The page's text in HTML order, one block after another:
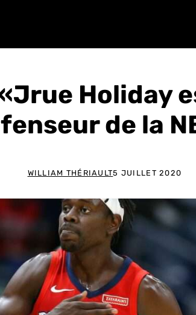
Holiday
de la
WILLIAM THÉRIAULT5 JUILLET 2020